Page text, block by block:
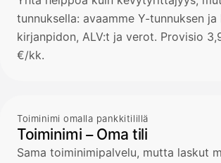
tunnuksella: avaamme Y-tunnuksen ja
kirjanpidon, ALV:t ja verot. Provisio
€/kk.
Toiminimi omalla pankkitilillä
Toiminimi – Oma tili
Sama toiminimipalvelu, mutta laskut